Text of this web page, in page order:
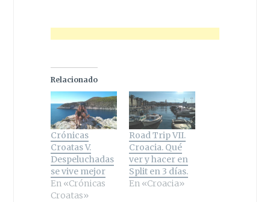
Relacionado
Crónicas
Croatas V.
Despeluchadas
se vive mejor
En «Crónicas
Croatas»
Road Trip VII.
Croacia. Qué
ver y hacer en
Split en 3 días.
En «Croacia»